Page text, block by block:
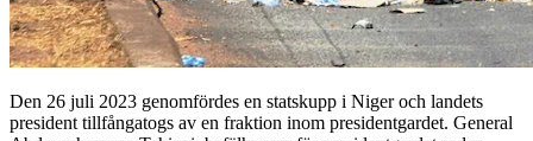
Den 26 juli 2023 genomfördes en statskupp i Niger och landets
president tillfångatogs av en fraktion inom presidentgardet. General